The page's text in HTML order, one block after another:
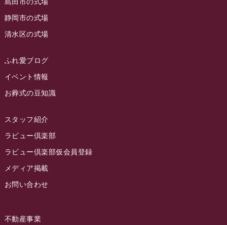
2023年4月
2023年3月
2023年2月
2023年1月
2022年12月
2022年9月
2022年8月
2022年7月
2022年5月
ラビュー西焼津
ラビュー島田六合
ラビュー金谷
ラビュー藤枝本町
静岡市の式場
清水区の式場
ふれ愛ブログ
イベント情報
お葬式の豆知識
スタッフ紹介
ラビュー倶楽部
ラビュー倶楽部仮会員登録
メディア掲載
お問い合わせ
不動産事業